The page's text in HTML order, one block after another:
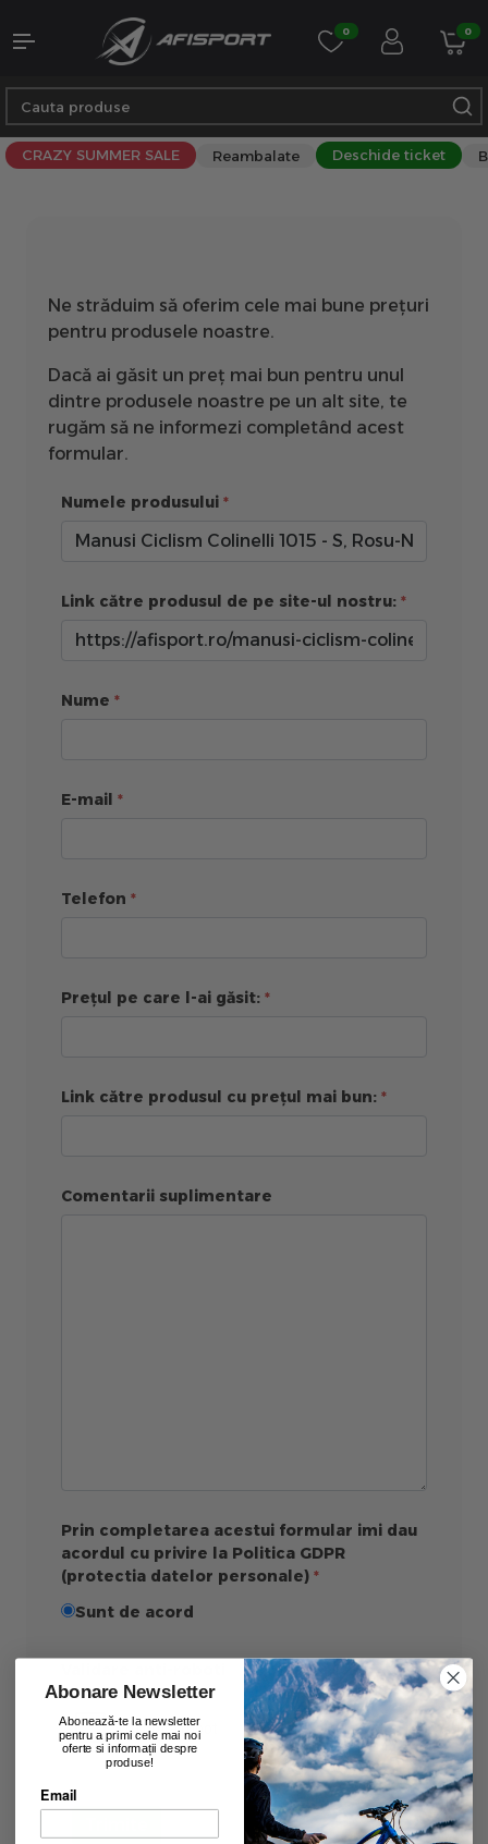
0 0
CRAZY SUMMER SALE Reambalate Deschide ticket
Ne străduim să oferim cele mai bune prețuri
pentru produsele noastre.
Dacă ai găsit un preț mai bun pentru unul
dintre produsele noastre pe un alt site, te
rugăm să ne informezi completând acest
formular.
Numele produsului
Link către produsul de pe site-ul nostru:
Nume
E-mail
Telefon
Prețul pe care l-ai găsit:
Link către produsul cu prețul mai bun:
Comentarii suplimentare
Prin completarea acestui formular imi dau
acordul cu privire la Politica GDPR
(protectia datelor personale)
Sunt de acord
Abonare Newsletter
Abonează-te la newsletter
pentru a primi cele mai noi
oferte si informații despre
produse!
Email